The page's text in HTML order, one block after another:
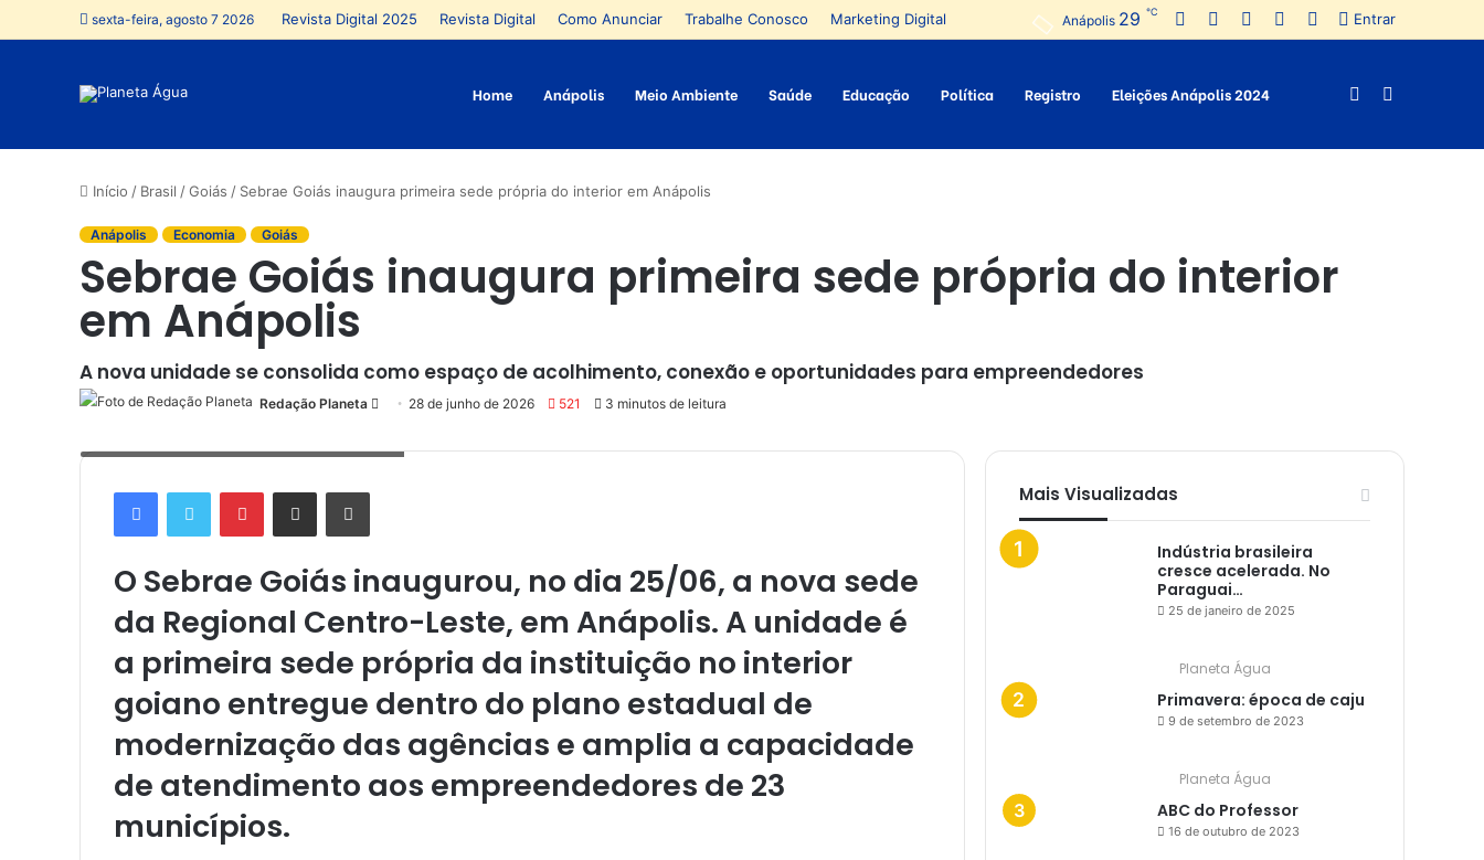
sexta-feira, agosto 7 2026 Revista Digital 2025 Revista Digital Como Anunciar Trabalhe Conosco Marketing Digital Entrar
Instagram
YouTube
Pinterest
Twitter
Facebook
Anápolis 29 ℃
Home Anápolis Meio Ambiente Saúde Educação Política Registro Eleições Anápolis 2024 Switch
Início / Brasil /Goiás / Sebrae Goiás inaugura primeira sede própria do interior em Anápolis
Anápolis Economia Goiás
Sebrae Goiás inaugura primeira sede própria do interior
em Anápolis
A nova unidade se consolida como espaço de acolhimento, conexão e oportunidades para empreendedores
Redação Planeta
Mande
e-
28 de junho de 2026 521 3 minutos de leitura
O Sebrae Goiás inaugurou, no dia 25/06, a nova sede
da Regional Centro-Leste, em Anápolis. A unidade é
a primeira sede própria da instituição no interior
goiano entregue dentro do plano estadual de
modernização das agências e amplia a capacidade
de atendimento aos empreendedores de 23
municípios.
Mais Visualizadas
Indústria brasileira
cresce acelerada. No
Paraguai…
25 de janeiro de 2025
Planeta Água
Primavera: época de caju
9 de setembro de 2023
Planeta Água
ABC do Professor
16 de outubro de 2023